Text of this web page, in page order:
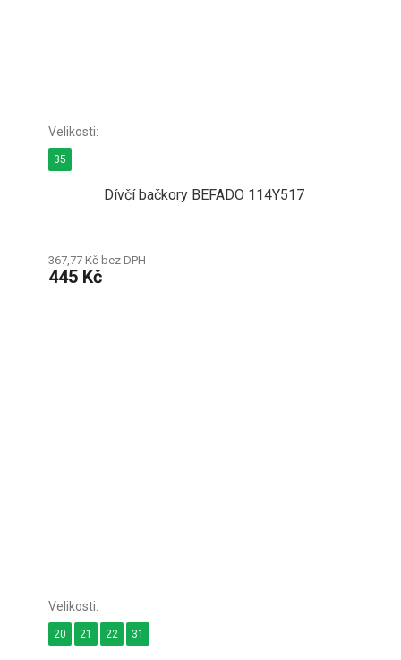
Dívčí bačkory BEFADO 114Y517
367,77 Kč bez DPH
445 Kč
35
20 21 22 31